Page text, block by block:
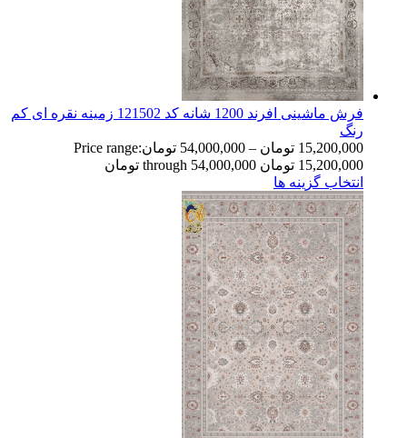
فرش ماشینی افرند 1200 شانه کد 121502 زمینه نقره ای کم
رنگ
15,200,000 تومان –
54,000,000 تومانPrice range:
15,200,000 تومان through 54,000,000 تومان
انتخاب گزینه ها